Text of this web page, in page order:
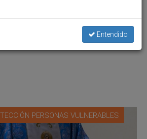
PERSONAS VULNERABLES
Entendido